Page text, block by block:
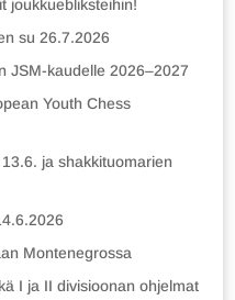
joukkuebliksteihin!
su 26.7.2026
JSM-kaudelle 2026–2027
Youth Chess
ja shakkituomarien
Montenegrossa
I ja II divisioonan ohjelmat